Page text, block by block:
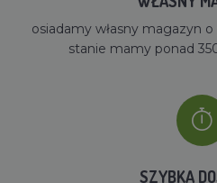
osiadamy własny magazyn
stanie mamy ponad
SZYBKA